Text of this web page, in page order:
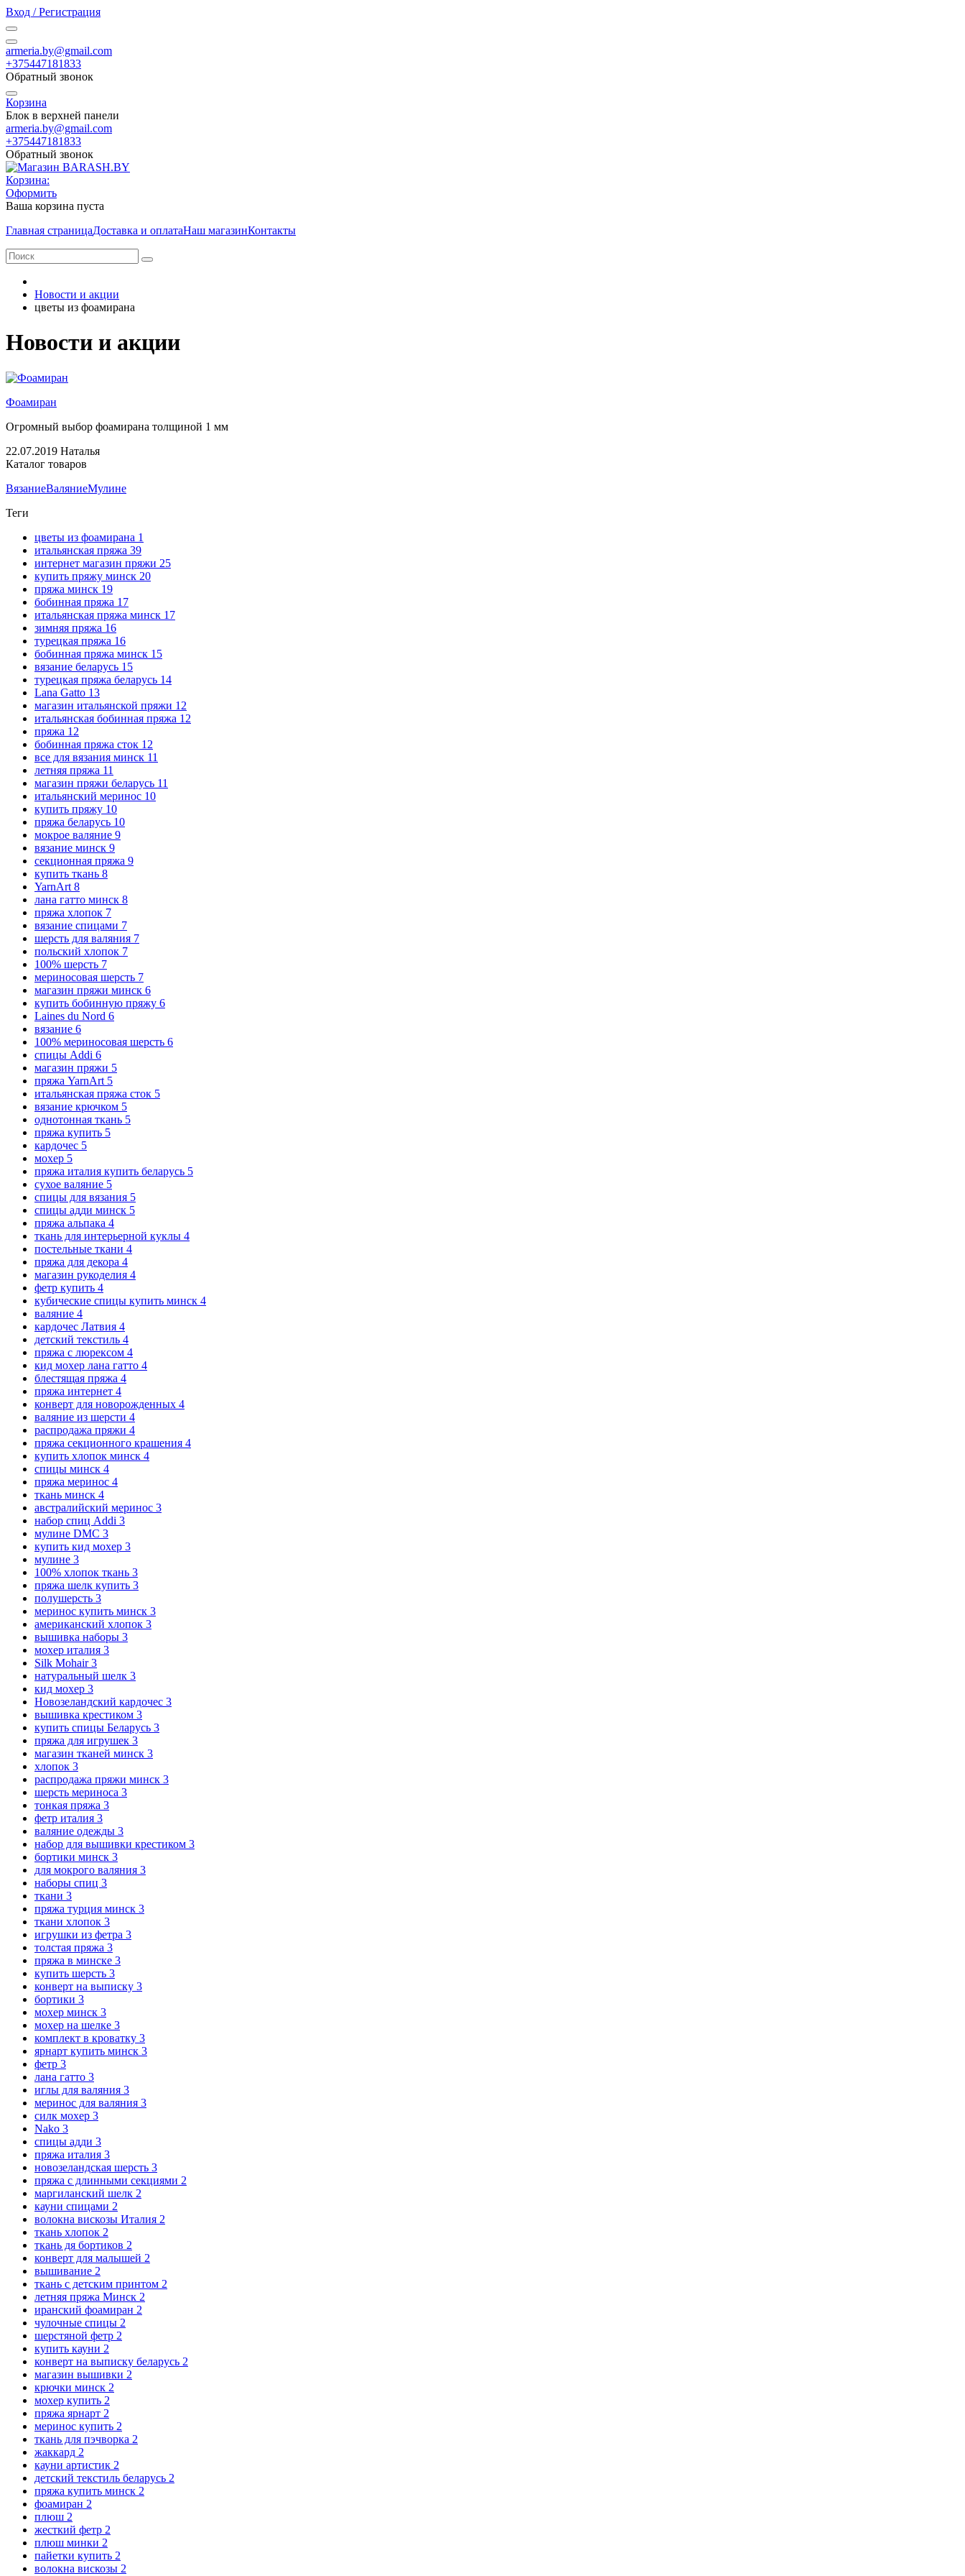
Вход / Регистрация
armeria.by@gmail.com
+375447181833
Обратный звонок
Корзина
Блок в верхней панели
armeria.by@gmail.com
+375447181833
Обратный звонок
Корзина:
Оформить
Ваша корзина пуста
Главная страницаДоставка и оплатаНаш магазинКонтакты
Новости и акции
цветы из фоамирана
Новости и акции
Фоамиран
Огромный выбор фоамирана толщиной 1 мм
22.07.2019 Наталья
Каталог товаров
ВязаниеВаляниеМулине
Теги
цветы из фоамирана 1
итальянская пряжа 39
интернет магазин пряжи 25
купить пряжу минск 20
пряжа минск 19
бобинная пряжа 17
итальянская пряжа минск 17
зимняя пряжа 16
турецкая пряжа 16
бобинная пряжа минск 15
вязание беларусь 15
турецкая пряжа беларусь 14
Lana Gatto 13
магазин итальянской пряжи 12
итальянская бобинная пряжа 12
пряжа 12
бобинная пряжа сток 12
все для вязания минск 11
летняя пряжа 11
магазин пряжи беларусь 11
итальянский меринос 10
купить пряжу 10
пряжа беларусь 10
мокрое валяние 9
вязание минск 9
секционная пряжа 9
купить ткань 8
YarnArt 8
лана гатто минск 8
пряжа хлопок 7
вязание спицами 7
шерсть для валяния 7
польский хлопок 7
100% шерсть 7
мериносовая шерсть 7
магазин пряжи минск 6
купить бобинную пряжу 6
Laines du Nord 6
вязание 6
100% мериносовая шерсть 6
спицы Addi 6
магазин пряжи 5
пряжа YarnArt 5
итальянская пряжа сток 5
вязание крючком 5
однотонная ткань 5
пряжа купить 5
кардочес 5
мохер 5
пряжа италия купить беларусь 5
сухое валяние 5
спицы для вязания 5
спицы адди минск 5
пряжа альпака 4
ткань для интерьерной куклы 4
постельные ткани 4
пряжа для декора 4
магазин рукоделия 4
фетр купить 4
кубические спицы купить минск 4
валяние 4
кардочес Латвия 4
детский текстиль 4
пряжа с люрексом 4
кид мохер лана гатто 4
блестящая пряжа 4
пряжа интернет 4
конверт для новорожденных 4
валяние из шерсти 4
распродажа пряжи 4
пряжа секционного крашения 4
купить хлопок минск 4
спицы минск 4
пряжа меринос 4
ткань минск 4
австралийский меринос 3
набор спиц Addi 3
мулине DMC 3
купить кид мохер 3
мулине 3
100% хлопок ткань 3
пряжа шелк купить 3
полушерсть 3
меринос купить минск 3
американский хлопок 3
вышивка наборы 3
мохер италия 3
Silk Mohair3
натуральный шелк 3
кид мохер 3
Новозеландский кардочес 3
вышивка крестиком 3
купить спицы Беларусь 3
пряжа для игрушек 3
магазин тканей минск 3
хлопок 3
распродажа пряжи минск 3
шерсть мериноса 3
тонкая пряжа 3
фетр италия 3
валяние одежды 3
набор для вышивки крестиком 3
бортики минск 3
для мокрого валяния 3
наборы спиц 3
ткани 3
пряжа турция минск 3
ткани хлопок 3
игрушки из фетра 3
толстая пряжа 3
пряжа в минске 3
купить шерсть 3
конверт на выписку 3
бортики 3
мохер минск 3
мохер на шелке 3
комплект в кроватку 3
ярнарт купить минск 3
фетр 3
лана гатто 3
иглы для валяния 3
меринос для валяния 3
силк мохер 3
Nako 3
спицы адди 3
пряжа италия 3
новозеландская шерсть 3
пряжа с длинными секциями 2
маргиланский шелк 2
кауни спицами 2
волокна вискозы Италия 2
ткань хлопок 2
ткань дя бортиков 2
конверт для малышей 2
вышивание 2
ткань с детским принтом 2
летняя пряжа Минск 2
иранский фоамиран 2
чулочные спицы 2
шерстяной фетр 2
купить кауни 2
конверт на выписку беларусь 2
магазин вышивки 2
крючки минск 2
мохер купить 2
пряжа ярнарт 2
меринос купить 2
ткань для пэчворка 2
жаккард 2
кауни артистик 2
детский текстиль беларусь 2
пряжа купить минск 2
фоамиран 2
плюш 2
жесткий фетр 2
плюш минки 2
пайетки купить 2
волокна вискозы 2